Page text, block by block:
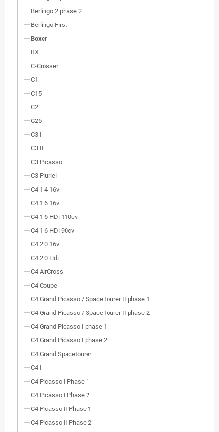
Berlingo 2 phase 2
Berlingo First
Boxer
BX
C-Crosser
C1
C15
C2
C25
C3 I
C3 II
C3 Picasso
C3 Pluriel
C4 1.4 16v
C4 1.6 16v
C4 1.6 HDi 110cv
C4 1.6 HDi 90cv
C4 2.0 16v
C4 2.0 Hdi
C4 AirCross
C4 Coupe
C4 Grand Picasso / SpaceTourer II phase 1
C4 Grand Picasso / SpaceTourer II phase 2
C4 Grand Picasso I phase 1
C4 Grand Picasso I phase 2
C4 Grand Spacetourer
C4 I
C4 Picasso I Phase 1
C4 Picasso I Phase 2
C4 Picasso II Phase 1
C4 Picasso II Phase 2